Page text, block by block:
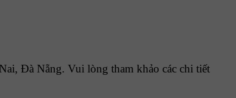
Đà Nẵng. Vui lòng tham khảo các chi tiết